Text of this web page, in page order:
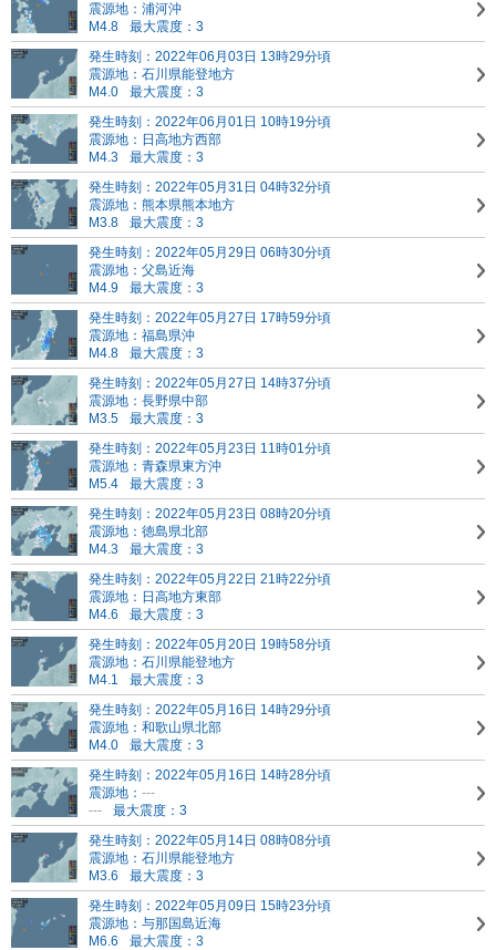
震源地：浦河沖
M4.8
最大震度：3
発生時刻：2022年06月03日 13時29分頃
震源地：石川県能登地方
M4.0
最大震度：3
発生時刻：2022年06月01日 10時19分頃
震源地：日高地方西部
M4.3
最大震度：3
発生時刻：2022年05月31日 04時32分頃
震源地：熊本県熊本地方
M3.8
最大震度：3
発生時刻：2022年05月29日 06時30分頃
震源地：父島近海
M4.9
最大震度：3
発生時刻：2022年05月27日 17時59分頃
震源地：福島県沖
M4.8
最大震度：3
発生時刻：2022年05月27日 14時37分頃
震源地：長野県中部
M3.5
最大震度：3
発生時刻：2022年05月23日 11時01分頃
震源地：青森県東方沖
M5.4
最大震度：3
発生時刻：2022年05月23日 08時20分頃
震源地：徳島県北部
M4.3
最大震度：3
発生時刻：2022年05月22日 21時22分頃
震源地：日高地方東部
M4.6
最大震度：3
発生時刻：2022年05月20日 19時58分頃
震源地：石川県能登地方
M4.1
最大震度：3
発生時刻：2022年05月16日 14時29分頃
震源地：和歌山県北部
M4.0
最大震度：3
発生時刻：2022年05月16日 14時28分頃
震源地： ---
---
最大震度：3
発生時刻：2022年05月14日 08時08分頃
震源地：石川県能登地方
M3.6
最大震度：3
発生時刻：2022年05月09日 15時23分頃
震源地：与那国島近海
M6.6
最大震度：3